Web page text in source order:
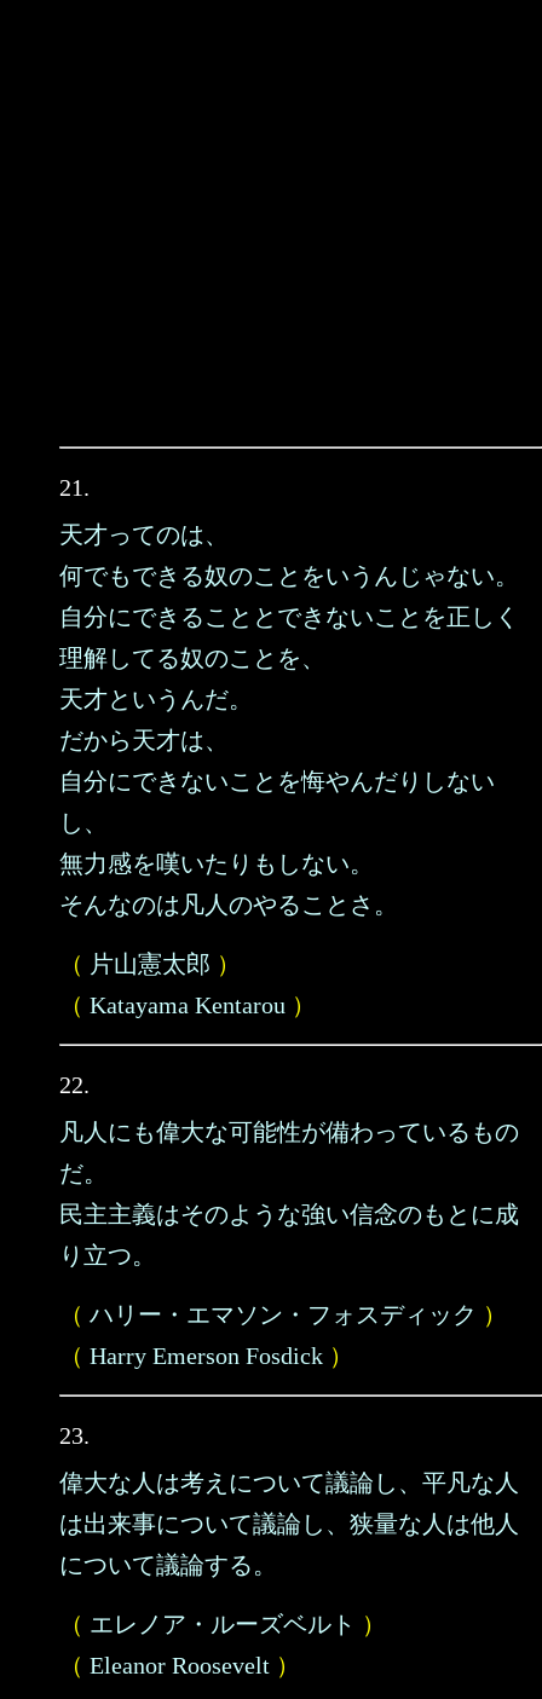
21.
天才ってのは、
何でもできる奴のことをいうんじゃない。
自分にできることとできないことを正しく
理解してる奴のことを、
天才というんだ。
だから天才は、
自分にできないことを悔やんだりしない
し、
無力感を嘆いたりもしない。
そんなのは凡人のやることさ。
（ 片山憲太郎 ）
（ Katayama Kentarou ）
22.
凡人にも偉大な可能性が備わっているもの
だ。
民主主義はそのような強い信念のもとに成
り立つ。
（ ハリー・エマソン・フォスディック ）
（ Harry Emerson Fosdick ）
23.
偉大な人は考えについて議論し、平凡な人
は出来事について議論し、狭量な人は他人
について議論する。
（ エレノア・ルーズベルト ）
（ Eleanor Roosevelt ）